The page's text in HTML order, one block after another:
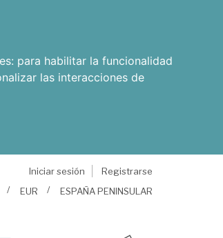
para habilitar la funcionalidad
las interacciones de
Iniciar sesión
Registrarse
EUR ESPAÑA PENINSULAR